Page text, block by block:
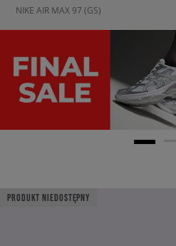
NIKE AIR MAX 97 (GS)
PRODUKT NIEDOSTĘPNY